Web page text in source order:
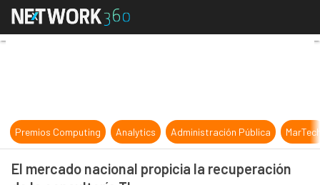
El mercado nacional propicia la
Premios Computing Analytics Administración Pública
El mercado nacional propicia la recuperación